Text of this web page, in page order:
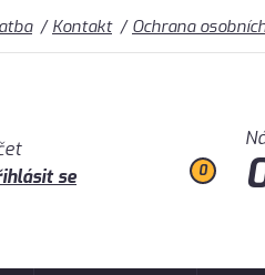
Kontakt Ochrana
se
0